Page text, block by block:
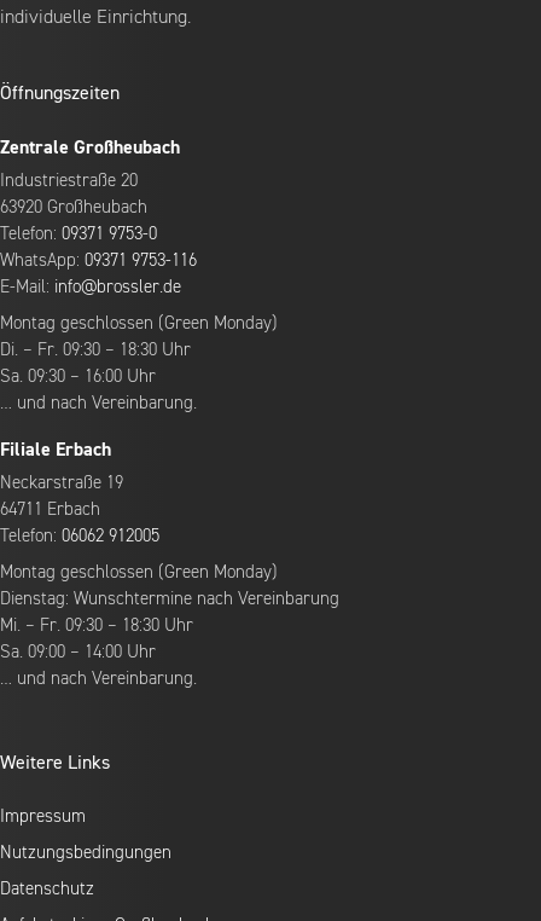
individuelle Einrichtung.
Öffnungszeiten
Zentrale Großheubach
Industriestraße 20
63920 Großheubach
Telefon: 09371 9753-0
WhatsApp: 09371 9753-116
E-Mail: info@brossler.de
Montag geschlossen (Green Monday)
Di. – Fr. 09:30 – 18:30 Uhr
Sa. 09:30 – 16:00 Uhr
… und nach Vereinbarung.
Filiale Erbach
Neckarstraße 19
64711 Erbach
Telefon: 06062 912005
Montag geschlossen (Green Monday)
Dienstag: Wunschtermine nach Vereinbarung
Mi. – Fr. 09:30 – 18:30 Uhr
Sa. 09:00 – 14:00 Uhr
… und nach Vereinbarung.
Weitere Links
Impressum
Nutzungsbedingungen
Datenschutz